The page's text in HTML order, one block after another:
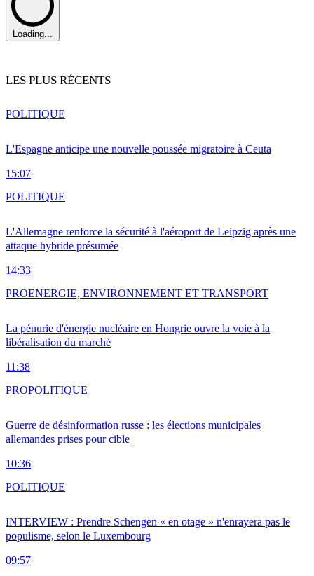
Loading...
LES PLUS RÉCENTS
L'Espagne anticipe une nouvelle poussée migratoire à Ceuta
15:07
POLITIQUE
L'Allemagne renforce la sécurité à l'aéroport de Leipzig après une
attaque hybride présumée
14:33
POLITIQUE
La pénurie d'énergie nucléaire en Hongrie ouvre la voie à la
libéralisation du marché
11:38
PROENERGIE, ENVIRONNEMENT ET TRANSPORT
Guerre de désinformation russe : les élections municipales
allemandes prises pour cible
10:36
PROPOLITIQUE
INTERVIEW : Prendre Schengen « en otage » n'enrayera pas le
populisme, selon le Luxembourg
09:57
POLITIQUE